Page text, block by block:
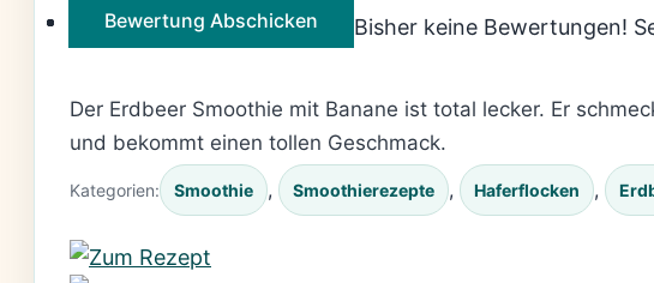
Bewertung Abschicken Bisher keine Bewertungen!
Der Erdbeer Smoothie mit Banane ist total lecker. Er
und bekommt einen tollen Geschmack.
Kategorien: Smoothie , Smoothierezepte , Haferflocken ,